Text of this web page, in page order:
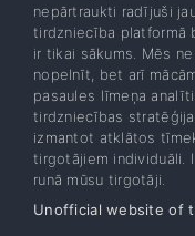
nepārtraukti radījuši
tirdzniecība platformā
ir tikai sākums. Mēs
nopelnīt, bet arī
pasaules līmeņa
tirdzniecības
izmantot atklātos
tirgotājiem individuāli.
runā mūsu tirgotāji.
Unofficial website of